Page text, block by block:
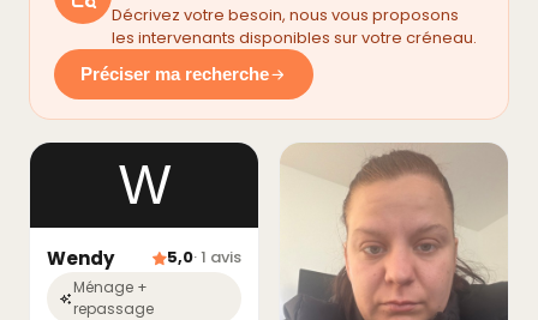
Décrivez votre besoin, nous vous proposons
les intervenants disponibles sur votre créneau.
Préciser ma recherche
W
Wendy 5,0· 1 avis
Ménage +
repassage